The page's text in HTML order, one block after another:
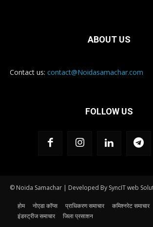
ABOUT US
Contact us: contact@Noidasamachar.com
FOLLOW US
© Noida Samachar | Developed By SyncIT web
होम नोएडा कॉप्स प्राधिकरण समाचार कमिश्नरेट समाचार
इंडस्ट्रीज समाचार
जिला प्रसाशन